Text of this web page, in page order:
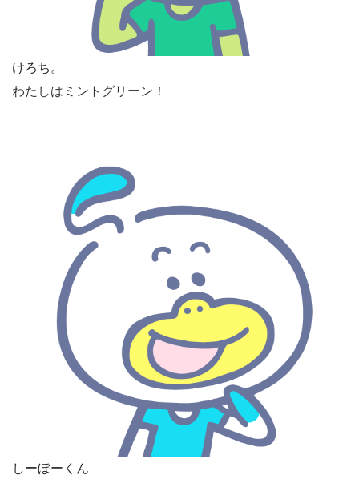
けろち。
わたしはミントグリーン！
しーぼーくん